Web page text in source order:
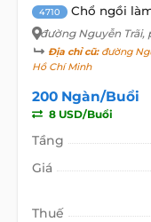
4710 Chổ ngồi
đường Nguyễn Trãi,
Địa chỉ cũ:đường
Hồ Chí Minh
200 Ngàn/Buổi
8 USD/Buổi
Tầng
Giá
Thuế